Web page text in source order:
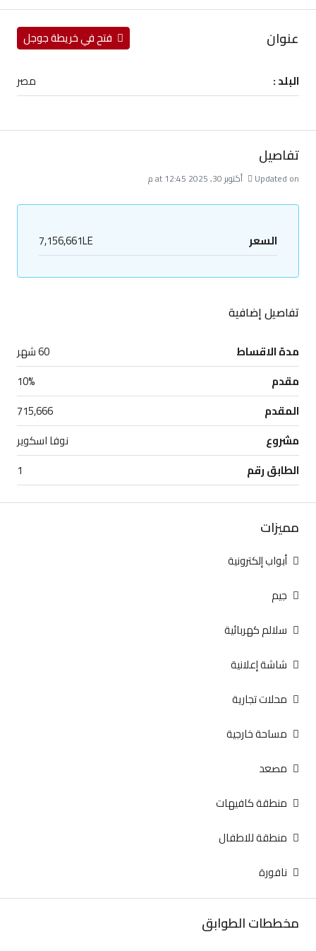
عنوان فتح في خريطة جوجل
البلد : مصر
تفاصيل
Updated on أكتوبر 30, 2025 at 12:45 م
السعر 7,156,661LE
تفاصيل إضافية
مدة الاقساط
60 شهر
مقدم
10%
المقدم
715,666
مشروع
نوفا اسكوير
الطابق رقم
1
مميزات
أبواب إلكترونية
جيم
سلالم كهربائية
شاشة إعلانية
محلات تجارية
مساحة خارجية
مصعد
منطقة كافيهات
منطقة للاطفال
نافورة
مخططات الطوابق